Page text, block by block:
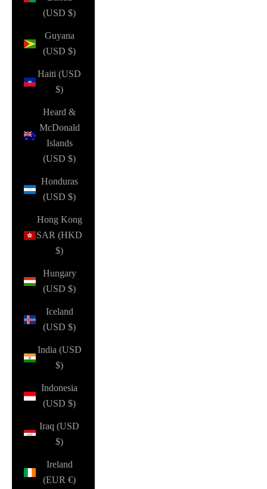
(USD $)
Guyana
(USD $)
Haiti (USD
$)
Heard &
McDonald
Islands
(USD $)
Honduras
(USD $)
Hong Kong
SAR (HKD
$)
Hungary
(USD $)
Iceland
(USD $)
India (USD
$)
Indonesia
(USD $)
Iraq (USD
$)
Ireland
(EUR €)